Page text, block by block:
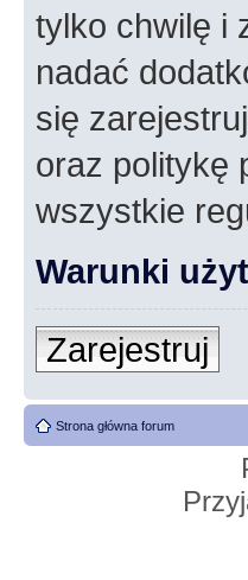
tylko chwilę i
nadać
się
oraz politykę
wszystkie
Warunki
Zarejestruj
Strona główna forum